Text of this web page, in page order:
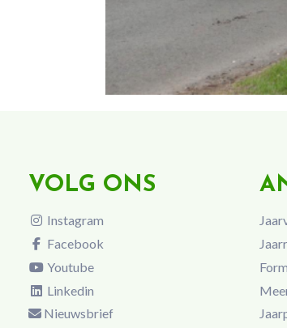
VOLG ONS
Instagram
Facebook
Youtube
Linkedin
Nieuwsbrief